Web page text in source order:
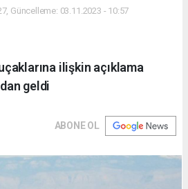
Güncelleme: 03.11.2023 - 10:57
ilişkin açıklama
geldi
ABONE OL